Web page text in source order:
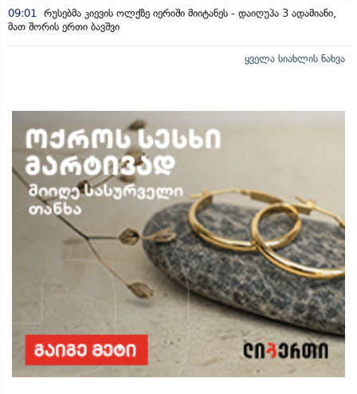
09:01
რუსებმა კიევის ოლქზე იერიში მიიტანეს - დაიღუპა 3 ადამიანი,
მათ შორის ერთი ბავშვი
ყველა სიახლის ნახვა